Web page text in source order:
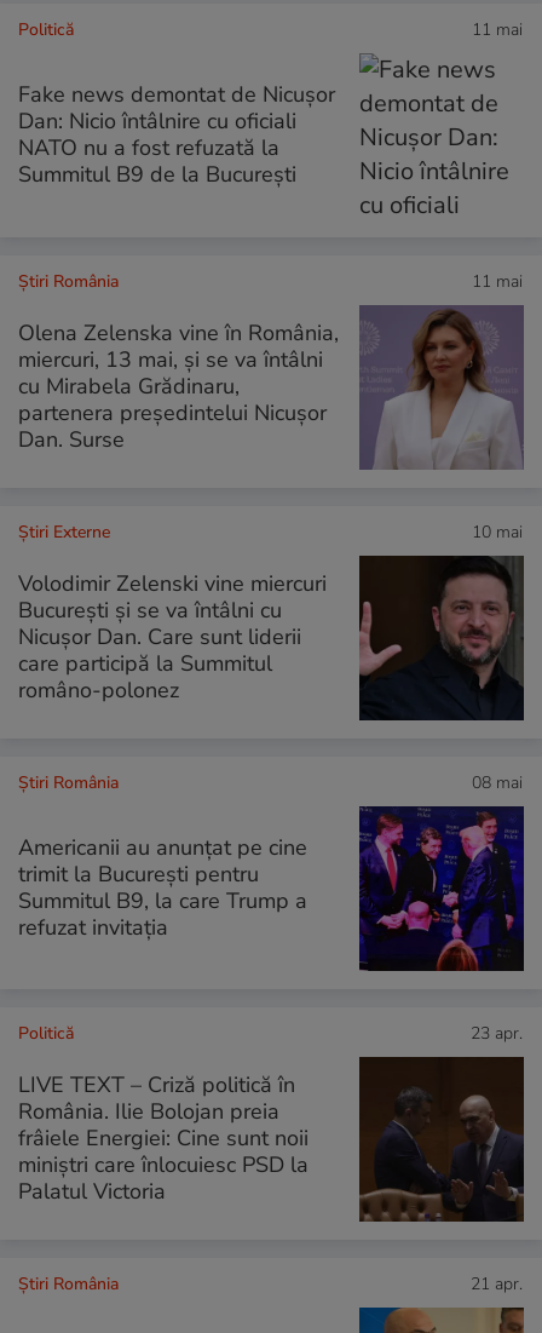
Politică 11 mai
Fake news demontat de Nicușor
Dan: Nicio întâlnire cu oficiali
NATO nu a fost refuzată la
Summitul B9 de la București
Știri România 11 mai
Olena Zelenska vine în România,
miercuri, 13 mai, și se va întâlni
cu Mirabela Grădinaru,
partenera președintelui Nicușor
Dan. Surse
Știri Externe 10 mai
Volodimir Zelenski vine miercuri
București și se va întâlni cu
Nicușor Dan. Care sunt liderii
care participă la Summitul
româno-polonez
Știri România 08 mai
Americanii au anunțat pe cine
trimit la București pentru
Summitul B9, la care Trump a
refuzat invitația
Politică 23 apr.
LIVE TEXT – Criză politică în
România. Ilie Bolojan preia
frâiele Energiei: Cine sunt noii
miniștri care înlocuiesc PSD la
Palatul Victoria
Știri România 21 apr.